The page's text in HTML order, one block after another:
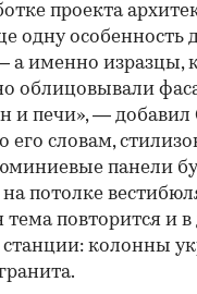
проекта
одну особенность
а именно изразцы,
облицовывали
и печи», — добавил
его словам,
панели
потолке
повторится и в
колонны